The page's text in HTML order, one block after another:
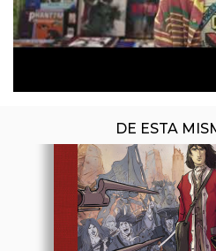
DE ESTA
ÚLTIMO NÚMERO